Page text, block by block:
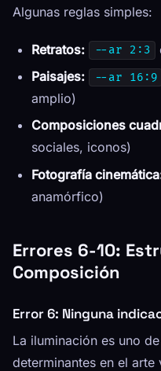
Algunas reglas simples:
Retratos: --ar 2:3
Paisajes:
--ar 16:9
amplio)
Composiciones
sociales, iconos)
Fotografía
anamórfico)
Errores 6-10:
Composición
Error 6: Ninguna
La iluminación es uno
determinantes en el